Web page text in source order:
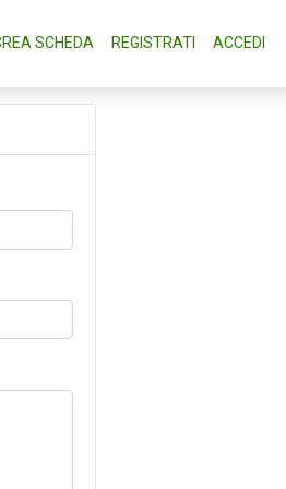
SCHEDA REGISTRATI ACCEDI